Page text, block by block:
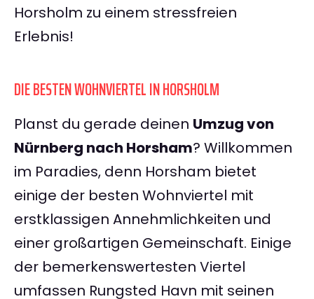
Horsholm zu einem stressfreien
Erlebnis!
DIE BESTEN WOHNVIERTEL IN HORSHOLM
Planst du gerade deinen Umzug von
Nürnberg nach Horsham? Willkommen
im Paradies, denn Horsham bietet
einige der besten Wohnviertel mit
erstklassigen Annehmlichkeiten und
einer großartigen Gemeinschaft. Einige
der bemerkenswertesten Viertel
umfassen Rungsted Havn mit seinen